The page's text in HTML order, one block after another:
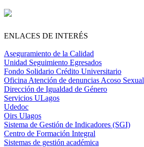
ENLACES DE INTERÉS
Aseguramiento de la Calidad
Unidad Seguimiento Egresados
Fondo Solidario Crédito Universitario
Oficina Atención de denuncias Acoso Sexual
Dirección de Igualdad de Género
Servicios ULagos
Udedoc
Oirs Ulagos
Sistema de Gestión de Indicadores (SGI)
Centro de Formación Integral
Sistemas de gestión académica